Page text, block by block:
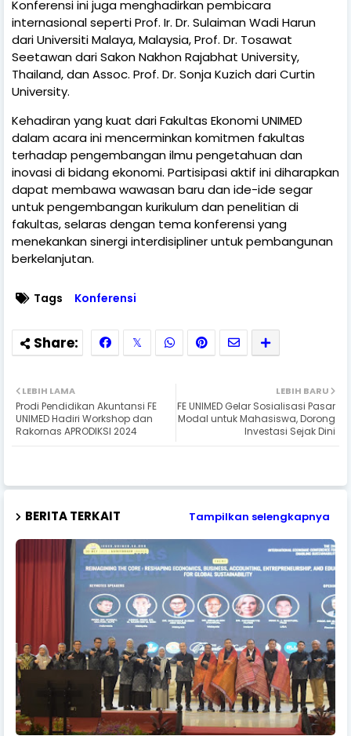
Konferensi ini juga menghadirkan pembicara
internasional seperti Prof. Ir. Dr. Sulaiman Wadi Harun
dari Universiti Malaya, Malaysia, Prof. Dr. Tosawat
Seetawan dari Sakon Nakhon Rajabhat University,
Thailand, dan Assoc. Prof. Dr. Sonja Kuzich dari Curtin
University.
Kehadiran yang kuat dari Fakultas Ekonomi UNIMED
dalam acara ini mencerminkan komitmen fakultas
terhadap pengembangan ilmu pengetahuan dan
inovasi di bidang ekonomi. Partisipasi aktif ini diharapkan
dapat membawa wawasan baru dan ide-ide segar
untuk pengembangan kurikulum dan penelitian di
fakultas, selaras dengan tema konferensi yang
menekankan sinergi interdisipliner untuk pembangunan
berkelanjutan.
Tags Konferensi
LEBIH BARU
FE UNIMED Gelar Sosialisasi Pasar
Modal untuk Mahasiswa, Dorong
Investasi Sejak Dini
LEBIH LAMA
Prodi Pendidikan Akuntansi FE
UNIMED Hadiri Workshop dan
Rakornas APRODIKSI 2024
BERITA TERKAIT Tampilkan selengkapnya